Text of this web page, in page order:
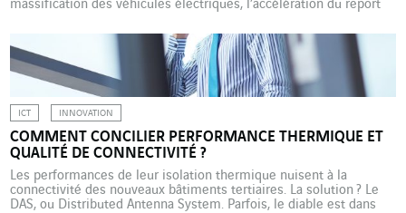
massification des véhicules électriques, l’accélération du report
coopération de tous les acteurs de la filière sont requis, ont
convenu les participants au débat organisé sur ces questions […]
ICT INNOVATION
COMMENT CONCILIER PERFORMANCE THERMIQUE ET
QUALITÉ DE CONNECTIVITÉ ?
Les performances de leur isolation thermique nuisent à la
connectivité des nouveaux bâtiments tertiaires. La solution ? Le
DAS, ou Distributed Antenna System. Parfois, le diable est dans